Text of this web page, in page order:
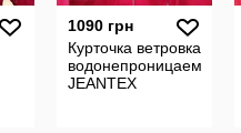
1090 грн
Курточка ветровка
водонепроницаемая
JEANTEX